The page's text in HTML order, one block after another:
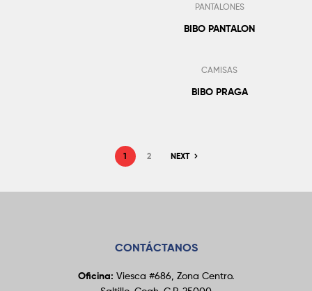
PANTALONES
BIBO PANTALON
CAMISAS
BIBO PRAGA
1 2 NEXT
CONTÁCTANOS
Oficina: Viesca #686, Zona Centro.